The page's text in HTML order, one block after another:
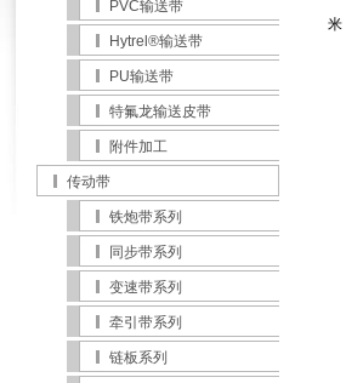
PVC输送带
Hytrel®输送带
PU输送带
特氟龙输送皮带
附件加工
传动带
铁炮带系列
同步带系列
变速带系列
牵引带系列
链板系列
米